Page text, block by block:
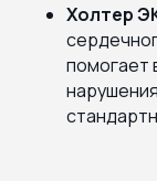
Холтер
помогает